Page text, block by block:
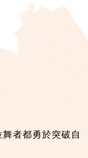
者都勇於突破自